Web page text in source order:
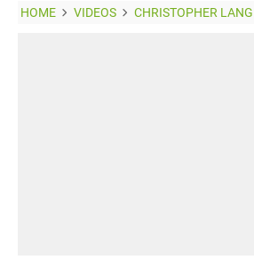
HOME VIDEOS CHRISTOPHER LANG